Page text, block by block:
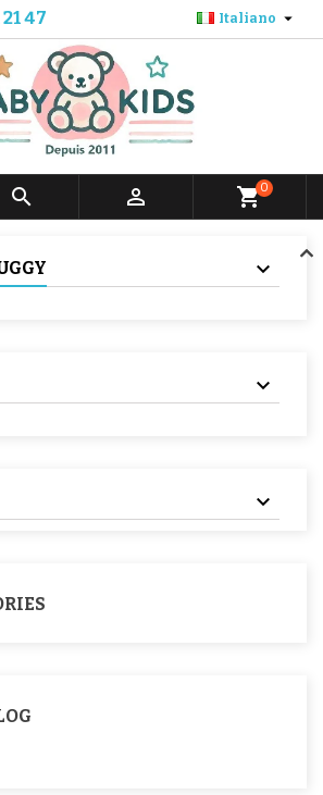
47 Italiano 
  shopping_cart0